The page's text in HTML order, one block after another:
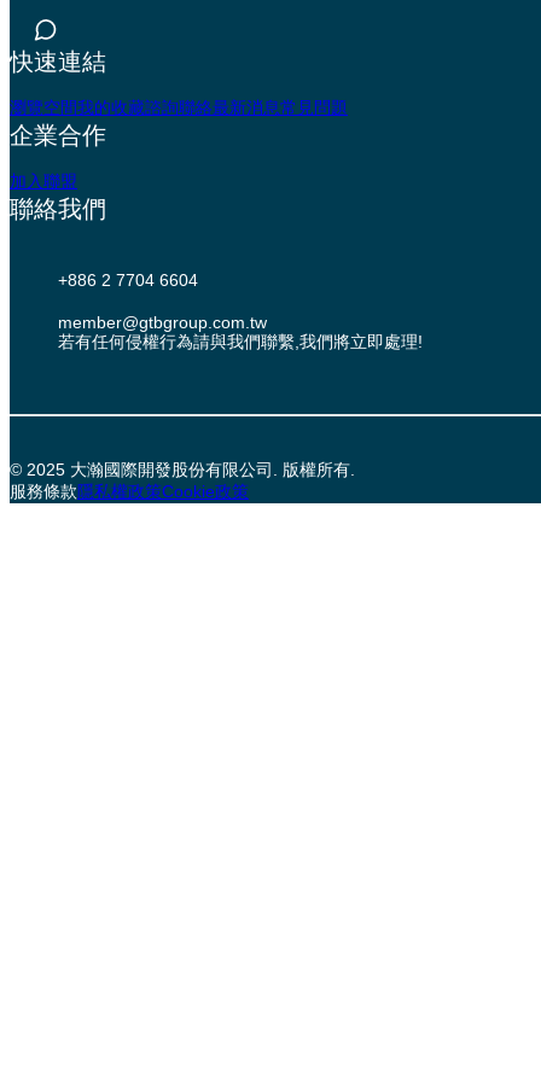
快速連結
瀏覽空間我的收藏諮詢聯絡最新消息常見問題
企業合作
加入聯盟
聯絡我們
+886 2 7704 6604
member@gtbgroup.com.tw
若有任何侵權行為請與我們聯繫,我們將立即處理!
© 2025 大瀚國際開發股份有限公司. 版權所有.
服務條款隱私權政策Cookie政策